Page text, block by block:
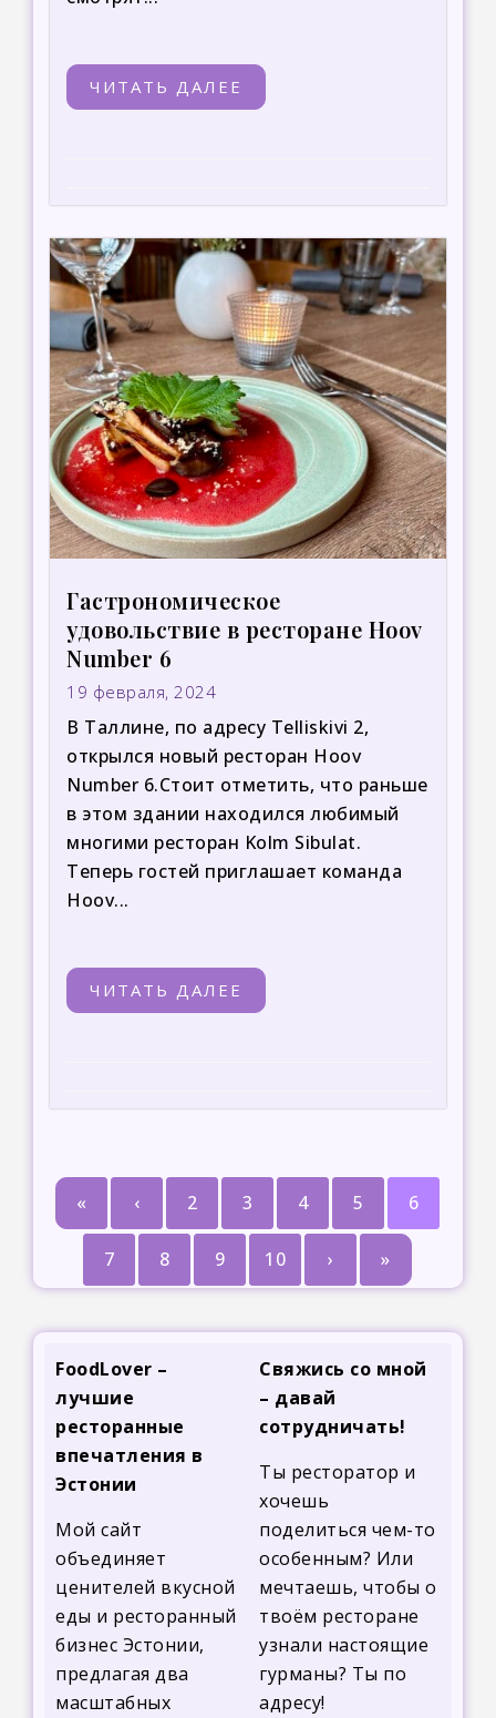
ЧИТАТЬ ДАЛЕЕ
Гастрономическое
удовольствие в ресторане Hoov
Number 6
19 февраля, 2024
В Таллине, по адресу Telliskivi 2,
открылся новый ресторан Hoov
Number 6.Стоит отметить, что раньше
в этом здании находился любимый
многими ресторан Kolm Sibulat.
Теперь гостей приглашает команда
Hoov...
ЧИТАТЬ ДАЛЕЕ
« ‹ 2 3 4 5 6
7 8 9 10 › »
FoodLover –
лучшие
ресторанные
впечатления в
Эстонии
Мой сайт
объединяет
ценителей вкусной
еды и ресторанный
бизнес Эстонии,
предлагая два
масштабных
Свяжись со мной
– давай
сотрудничать!
Ты ресторатор и
хочешь
поделиться чем-то
особенным? Или
мечтаешь, чтобы о
твоём ресторане
узнали настоящие
гурманы? Ты по
адресу!